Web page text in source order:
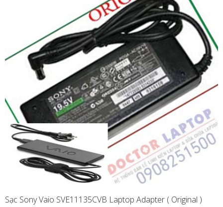
Sạc Sony Vaio SVE11135CVB Laptop Adapter ( Original )